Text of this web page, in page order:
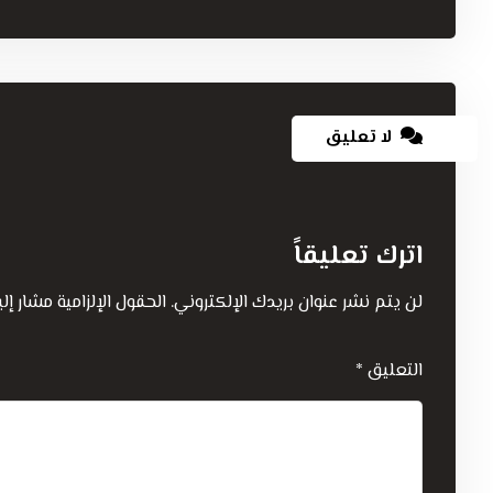
لا تعليق
اترك تعليقاً
لن يتم نشر عنوان بريدك الإلكتروني. الحقول الإلزامية مشار
التعليق *